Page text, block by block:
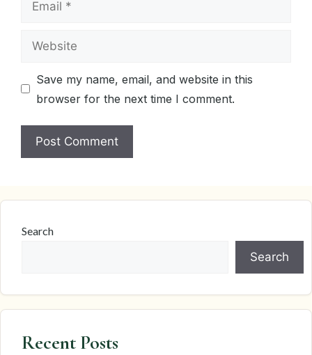
Website
Save my name, email, and website in this
browser for the next time I comment.
Search
Search
Recent Posts